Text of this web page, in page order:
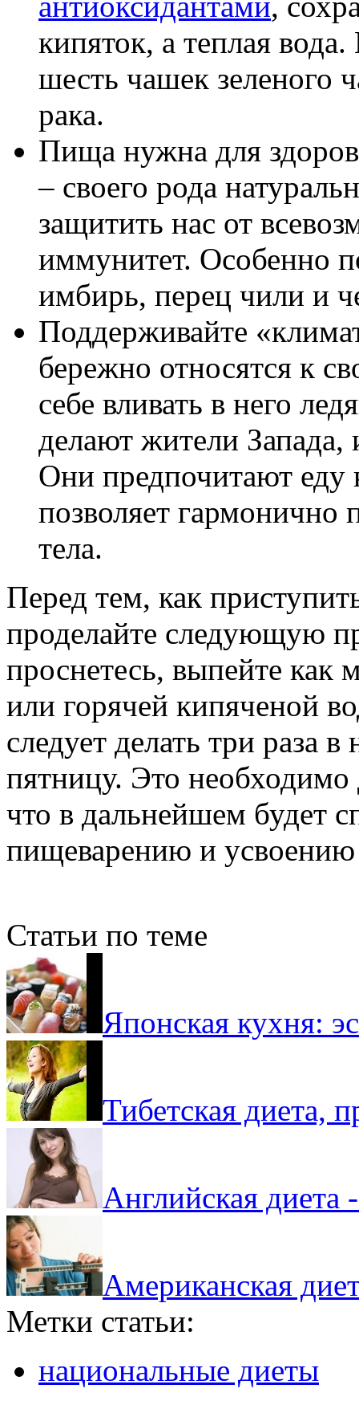
кипяток, а теплая
шесть чашек зеленого
рака.
Пища нужна для
– своего рода
защитить нас от
иммунитет. Особенно
имбирь, перец чили и
Поддерживайте
бережно относятся к
себе вливать в него
делают жители
Они предпочитают еду
позволяет гармонично
тела.
Перед тем, как
проделайте следующую
проснетесь, выпейте как
или горячей кипяченой
следует делать три раза
пятницу. Это
что в дальнейшем будет
пищеварению и усвоению
Статьи по теме
Японская кухня:
Тибетская диета,
Английская диета
Американская
Метки статьи:
национальные диеты